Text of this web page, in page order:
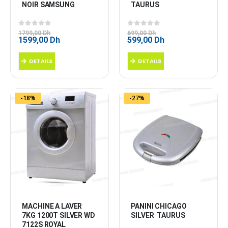
NOIR SAMSUNG
0 sur 5
1799,00Dh
Le
était :
1799,00 Dh.
1599,00 DhLe
DETAILS
TAURUS
0sur 5
699,00Dh
Le
était :
699,00 Dh.
599,00 DhLe
DETAILS
-18%
MACHINE A LAVER
7KG 1200T SILVER WD
7122S ROYAL
-27%
PANINI CHICAGO
SILVER  TAURUS